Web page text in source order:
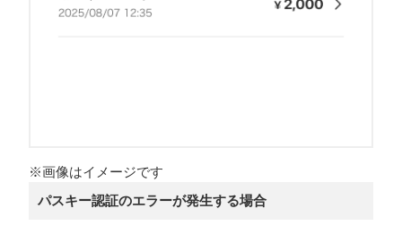
※画像はイメージです
パスキー認証のエラーが発生する場合